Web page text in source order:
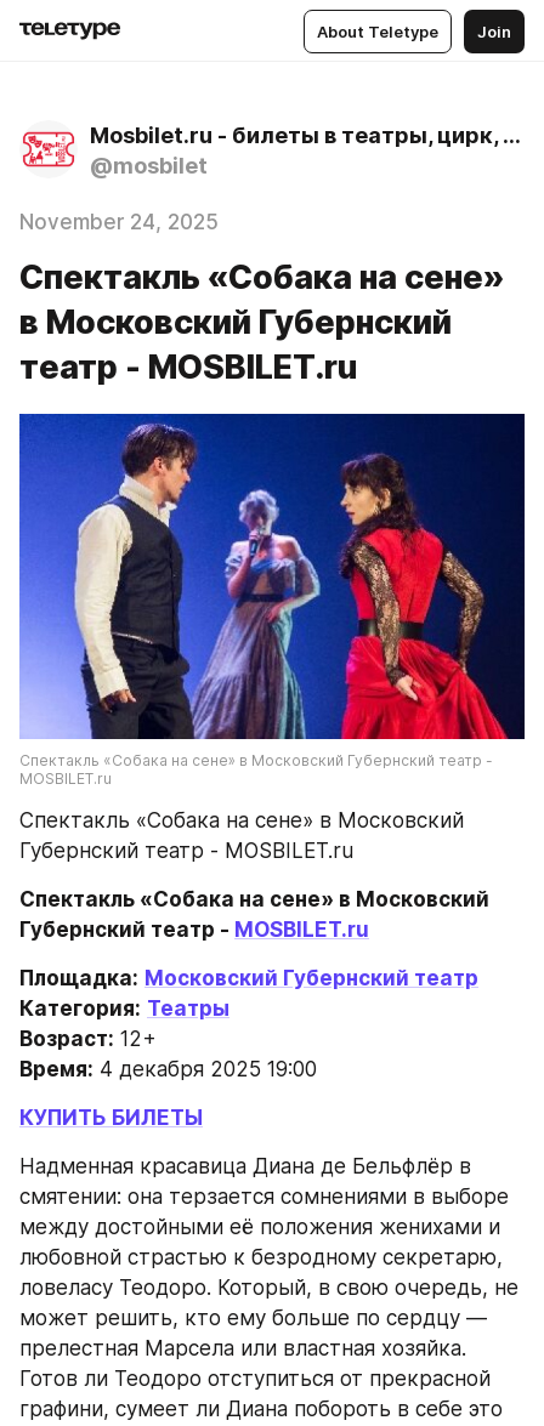
About Teletype Join
Mosbilet.ru - билеты в театры, цирк, музеи и концертные залы Москвы
@mosbilet
November 24, 2025
Спектакль «Собака на сене»
в Московский Губернский
театр - MOSBILET.ru
Спектакль «Собака на сене» в Московский Губернский театр -
MOSBILET.ru
Спектакль «Собака на сене» в Московский
Губернский театр - MOSBILET.ru
Спектакль «Собака на сене» в Московский
Губернский театр - MOSBILET.ru
Площадка: Московский Губернский театр
Категория: Театры
Возраст: 12+
Время: 4 декабря 2025 19:00
КУПИТЬ БИЛЕТЫ
Надменная красавица Диана де Бельфлёр в
смятении: она терзается сомнениями в выборе
между достойными её положения женихами и
любовной страстью к безродному секретарю,
ловеласу Теодоро. Который, в свою очередь, не
может решить, кто ему больше по сердцу —
прелестная Марсела или властная хозяйка.
Готов ли Теодоро отступиться от прекрасной
графини, сумеет ли Диана побороть в себе это